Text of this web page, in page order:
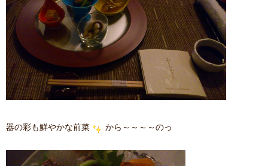
器の彩も鮮やかな前菜 から～～～～のっ